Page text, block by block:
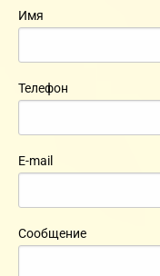
Имя
Телефон
E-mail
Сообщение